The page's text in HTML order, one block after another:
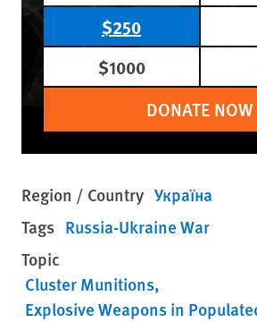
$250
$1000
DONATE NOW
Region / Country Україна
Tags Russia-Ukraine War
Topic
Cluster Munitions
Explosive Weapons in